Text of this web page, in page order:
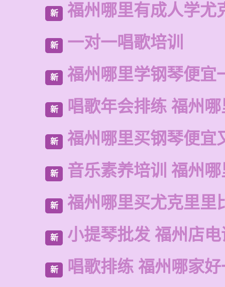
新 福州哪里有成人学尤
新 一对一唱歌培训
新 福州哪里学钢琴便宜
新 唱歌年会排练 福州
新 福州哪里买钢琴便宜
新 音乐素养培训 福州
新 福州哪里买尤克里里
新 小提琴批发 福州店
新 唱歌排练 福州哪家